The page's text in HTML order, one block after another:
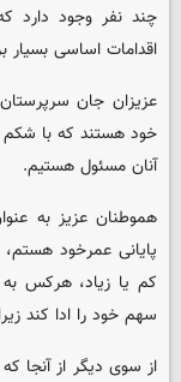
چند نفر وجود دارد
اقدامات اساسی
عزیزان جان
خود هستند که با شکم
آنان مسئول هستیم.
هموطنان عزیز به
پایانی عمرخود هستم،
کم یا زیاد، هرکس به
سهم خود را ادا کند
از سوی دیگر از آنجا